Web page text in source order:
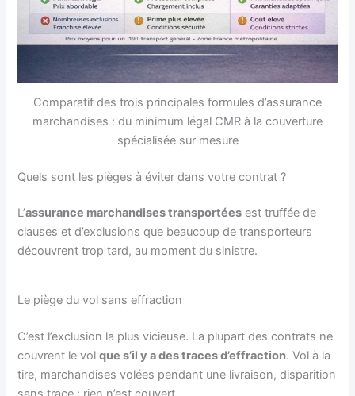
Comparatif des trois principales formules d’assurance
marchandises : du minimum légal CMR à la couverture
spécialisée sur mesure
Quels sont les pièges à éviter dans votre contrat ?
L’assurance marchandises transportées est truffée de
clauses et d’exclusions que beaucoup de transporteurs
découvrent trop tard, au moment du sinistre.
Le piège du vol sans effraction
C’est l’exclusion la plus vicieuse. La plupart des contrats ne
couvrent le volque s’il y a des traces d’effraction. Vol à la
tire, marchandises volées pendant une livraison, disparition